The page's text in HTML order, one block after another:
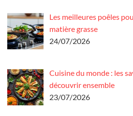
Les meilleures poêles
matière grasse
24/07/2026
Cuisine du monde : les
découvrir ensemble
23/07/2026